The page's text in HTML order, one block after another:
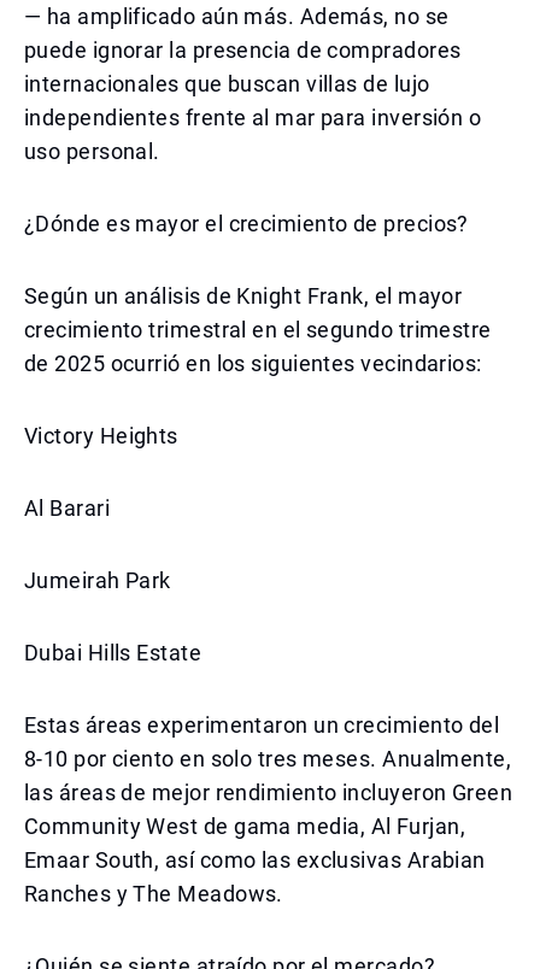
— ha amplificado aún más. Además, no se
puede ignorar la presencia de compradores
internacionales que buscan villas de lujo
independientes frente al mar para inversión o
uso personal.
¿Dónde es mayor el crecimiento de precios?
Según un análisis de Knight Frank, el mayor
crecimiento trimestral en el segundo trimestre
de 2025 ocurrió en los siguientes vecindarios:
Victory Heights
Al Barari
Jumeirah Park
Dubai Hills Estate
Estas áreas experimentaron un crecimiento del
8-10 por ciento en solo tres meses. Anualmente,
las áreas de mejor rendimiento incluyeron Green
Community West de gama media, Al Furjan,
Emaar South, así como las exclusivas Arabian
Ranches y The Meadows.